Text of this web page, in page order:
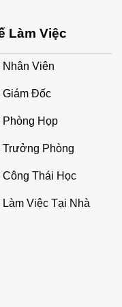
điều bạn cần
học "Xịn" lại
chi phí?
giá của một chiếc
tự hỏi: "Liệu nó có
bạn sẵn sàng chi
đời mới để phục
để bảo vệ đôi chân.
trực tiếp ảnh hưởng
làm việc của bạn
Làm Việc
Nhân Viên
Giám Đốc
Phòng Họp
Trưởng Phòng
Công Thái Học
Làm Việc Tại Nhà